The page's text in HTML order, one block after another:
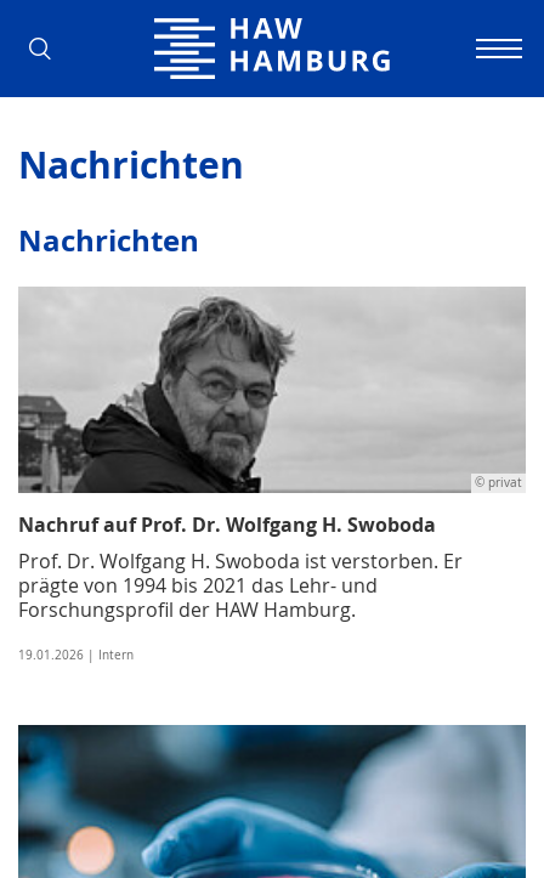
Hochschule für Angewandte
Nachrichten
Nachrichten
© privat
Nachruf auf Prof. Dr. Wolfgang H. Swoboda
Prof. Dr. Wolfgang H. Swoboda ist verstorben. Er
prägte von 1994 bis 2021 das Lehr- und
Forschungsprofil der HAW Hamburg.
19.01.2026 | Intern